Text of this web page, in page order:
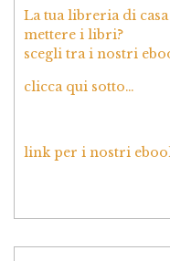
La tua libreria di
mettere i libri?
scegli tra i nostri
clicca qui sotto…
link per i nostri